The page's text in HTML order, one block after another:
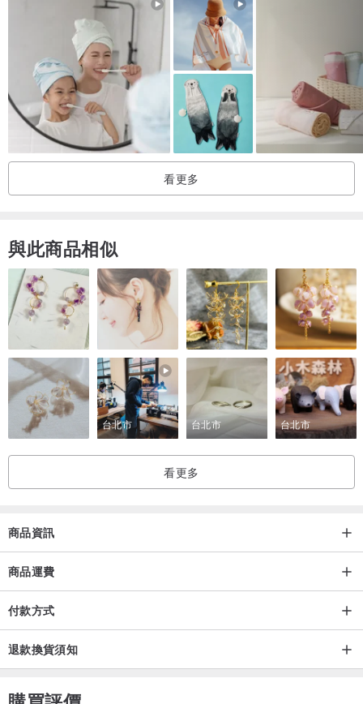
看更多
與此商品相似
台北市 台北市 台北市
看更多
商品資訊
商品運費
付款方式
退款換貨須知